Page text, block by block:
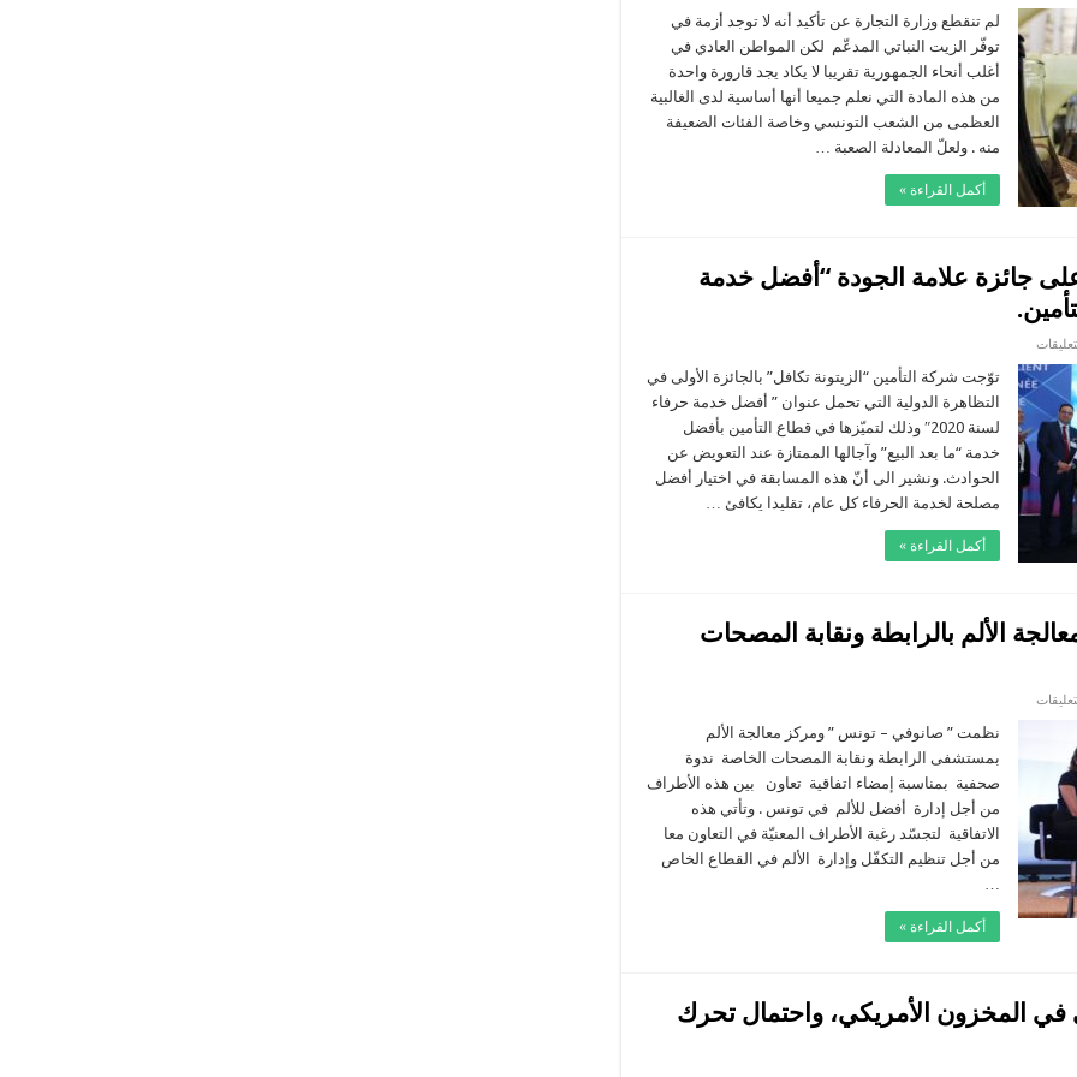
لم تنقطع وزارة التجارة عن تأكيد أنه لا توجد أزمة في
توفّر الزيت النباتي المدعّم لكن المواطن العادي في
أغلب أنحاء الجمهورية تقريبا لا يكاد يجد قارورة واحدة
من هذه المادة التي نعلم جميعا أنها أساسية لدى الغالبية
العظمى من الشعب التونسي وخاصة الفئات الضعيفة
منه . ولعلّ المعادلة الصعبة …
أكمل القراءة »
جائزة علامة الجودة “أفضل خدمة
الزيتونة
تكافل
تتحصّل
على
جائزة
علامة
الجودة
“أفضل
خدمة
حرفاء
في
توّجت شركة التأمين “الزيتونة تكافل” بالجائزة الأولى في
التظاهرة الدولية التي تحمل عنوان ” أفضل خدمة حرفاء
لسنة 2020″ وذلك لتميّزها في قطاع التأمين بأفضل
خدمة “ما بعد البيع” وآجالها الممتازة عند التعويض عن
الحوادث. ونشير الى أنّ هذه المسابقة في اختيار أفضل
مصلحة لخدمة الحرفاء كل عام، تقليدا يكافئ …
أكمل القراءة »
الألم بالرابطة ونقابة المصحات
صانوفي
معالجة
الألم
بالرابطة
ونقابة
المصحات
الخاصة
من
أجل
نظمت ” صانوفي – تونس ” ومركز معالجة الألم
بمستشفى الرابطة ونقابة المصحات الخاصة ندوة
صحفية بمناسبة إمضاء اتفاقية تعاون بين هذه الأطراف
من أجل إدارة أفضل للألم في تونس . وتأتي هذه
الاتفاقية لتجسّد رغبة الأطراف المعنيّة في التعاون معا
من أجل تنظيم التكفّل وإدارة الألم في القطاع الخاص
أكمل القراءة »
في المخزون الأمريكي، واحتمال تحرك